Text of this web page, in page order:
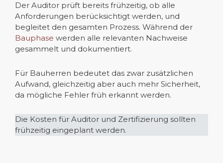
Der Auditor prüft bereits frühzeitig, ob alle
Anforderungen berücksichtigt werden, und
begleitet den gesamten Prozess. Während der
Bauphase werden alle relevanten Nachweise
gesammelt und dokumentiert.
Für Bauherren bedeutet das zwar zusätzlichen
Aufwand, gleichzeitig aber auch mehr Sicherheit,
da mögliche Fehler früh erkannt werden.
Die Kosten für Auditor und Zertifizierung sollten
frühzeitig eingeplant werden.